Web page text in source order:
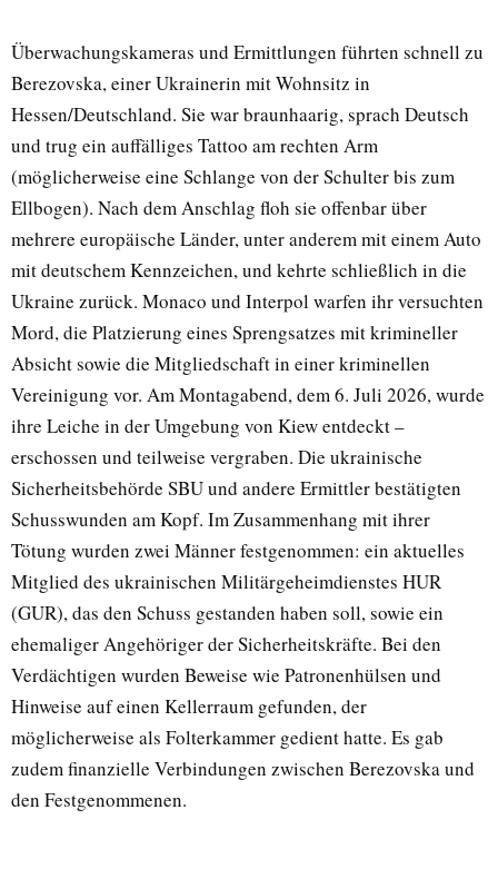
Überwachungskameras und Ermittlungen führten schnell zu
Berezovska, einer Ukrainerin mit Wohnsitz in
Hessen/Deutschland. Sie war braunhaarig, sprach Deutsch
und trug ein auffälliges Tattoo am rechten Arm
(möglicherweise eine Schlange von der Schulter bis zum
Ellbogen). Nach dem Anschlag floh sie offenbar über
mehrere europäische Länder, unter anderem mit einem Auto
mit deutschem Kennzeichen, und kehrte schließlich in die
Ukraine zurück. Monaco und Interpol warfen ihr versuchten
Mord, die Platzierung eines Sprengsatzes mit krimineller
Absicht sowie die Mitgliedschaft in einer kriminellen
Vereinigung vor. Am Montagabend, dem 6. Juli 2026, wurde
ihre Leiche in der Umgebung von Kiew entdeckt –
erschossen und teilweise vergraben. Die ukrainische
Sicherheitsbehörde SBU und andere Ermittler bestätigten
Schusswunden am Kopf. Im Zusammenhang mit ihrer
Tötung wurden zwei Männer festgenommen: ein aktuelles
Mitglied des ukrainischen Militärgeheimdienstes HUR
(GUR), das den Schuss gestanden haben soll, sowie ein
ehemaliger Angehöriger der Sicherheitskräfte. Bei den
Verdächtigen wurden Beweise wie Patronenhülsen und
Hinweise auf einen Kellerraum gefunden, der
möglicherweise als Folterkammer gedient hatte. Es gab
zudem finanzielle Verbindungen zwischen Berezovska und
den Festgenommenen.